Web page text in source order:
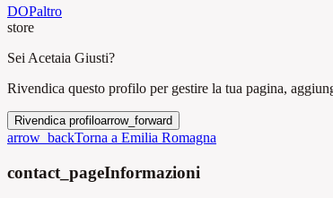
DOPaltro
store
Sei Acetaia Giusti?
Rivendica questo profilo per gestire la tua pagina,
Rivendica profiloarrow_forward
arrow_backTorna a Emilia Romagna
contact_pageInformazioni